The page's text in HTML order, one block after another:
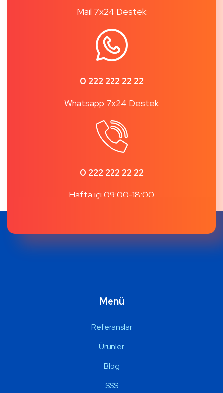
Mail 7x24 Destek
0 222 222 22 22
Whatsapp 7x24 Destek
0 222 222 22 22
Hafta içi 09:00-18:00
Menü
Referanslar
Ürünler
Blog
SSS